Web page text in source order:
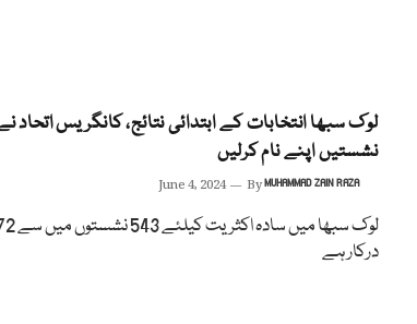
نشستیں اپنے نام کرلیں
June 4, 2024 ByMUHAMMAD ZAIN RAZA
درکار ہے